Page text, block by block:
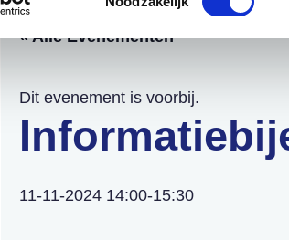
« Alle Evenementen
Dit evenement is voorbij.
11-11-2024 14:00-15:30